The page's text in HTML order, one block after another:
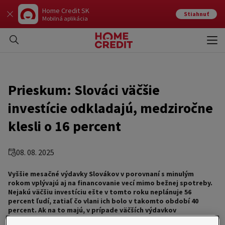
Home Credit SK
Mobilná aplikácia
Stiahnuť
Prieskum: Slováci väčšie
investície odkladajú, medziročne
klesli o 16 percent
08. 08. 2025
Vyššie mesačné výdavky Slovákov v porovnaní s minulým
rokom vplývajú aj na financovanie vecí mimo bežnej spotreby.
Nejakú väčšiu investíciu ešte v tomto roku neplánuje 56
percent ľudí, zatiaľ čo vlani ich bolo v takomto období 40
percent. Ak na to majú, v prípade väčších výdavkov
najčastejšie spomínajú rekonštrukciu nehnuteľnosti, na ktorú